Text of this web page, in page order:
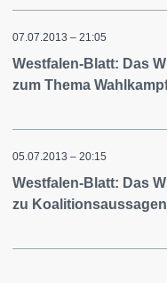
07.07.2013 – 21:05
Westfalen-Blatt: Das
zum Thema
05.07.2013 – 20:15
Westfalen-Blatt: Das
zu